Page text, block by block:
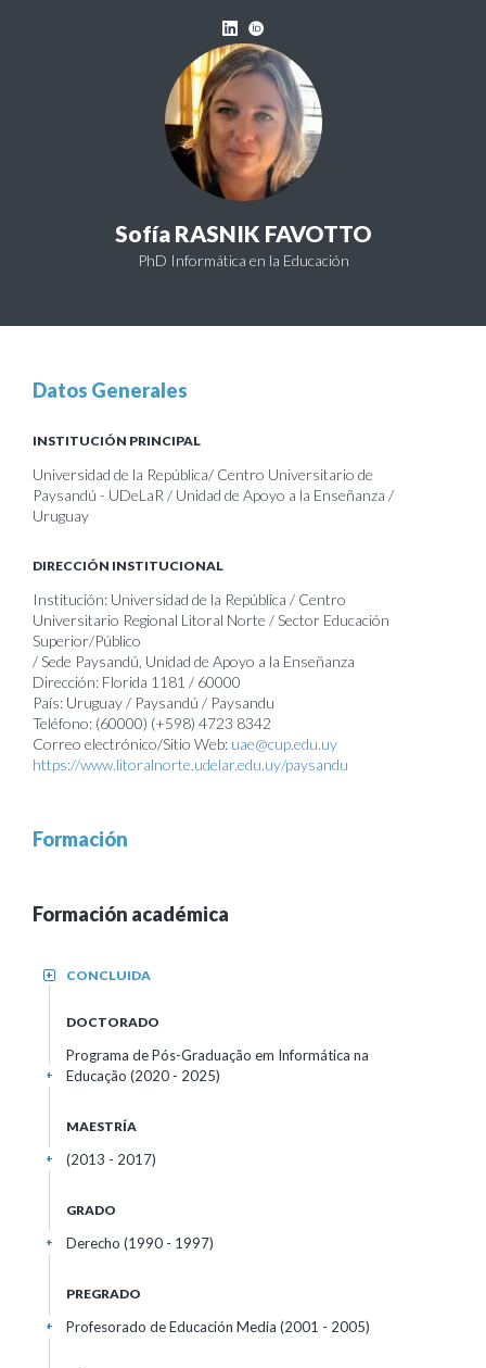
Sofía RASNIK FAVOTTO
PhD Informática en la Educación
Datos Generales
INSTITUCIÓN PRINCIPAL
Universidad de la República/ Centro Universitario de
Paysandú - UDeLaR / Unidad de Apoyo a la Enseñanza /
Uruguay
DIRECCIÓN INSTITUCIONAL
Institución: Universidad de la República / Centro
Universitario Regional Litoral Norte / Sector Educación
Superior/Público
/ Sede Paysandú, Unidad de Apoyo a la Enseñanza
Dirección: Florida 1181 / 60000
País: Uruguay / Paysandú / Paysandu
Teléfono: (60000) (+598) 4723 8342
Correo electrónico/Sitio Web: uae@cup.edu.uy
https://www.litoralnorte.udelar.edu.uy/paysandu
Formación
Formación académica
CONCLUIDA
+
DOCTORADO
Programa de Pós-Graduação em Informática na
Educação (2020 - 2025)
+
MAESTRÍA
(2013 - 2017)
+
GRADO
Derecho (1990 - 1997)
+
PREGRADO
Profesorado de Educación Media (2001 - 2005)
+